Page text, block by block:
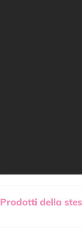
Prodotti della